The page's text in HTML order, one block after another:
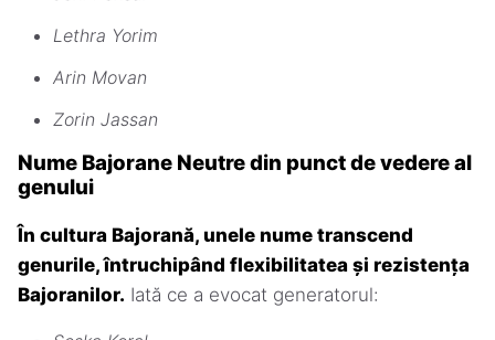
Lethra Yorim
Arin Movan
Zorin Jassan
Nume Bajorane Neutre din punct de vedere al
genului
În cultura Bajorană, unele nume transcend
genurile, întruchipând flexibilitatea și rezistența
Bajoranilor. Iată ce a evocat generatorul: